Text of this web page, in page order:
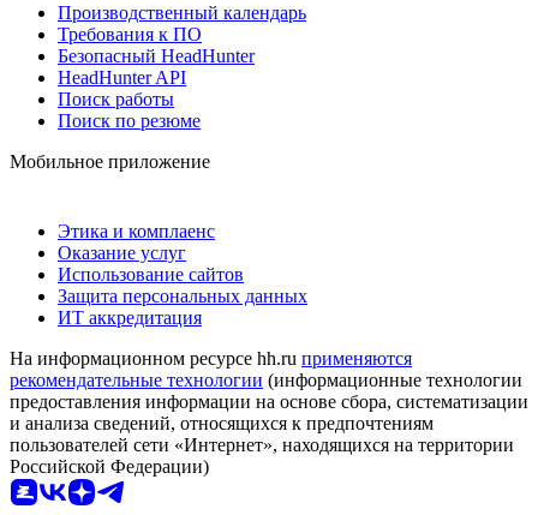
Производственный календарь
Требования к ПО
Безопасный HeadHunter
HeadHunter API
Поиск работы
Поиск по резюме
Мобильное приложение
Этика и комплаенс
Оказание услуг
Использование сайтов
Защита персональных данных
ИТ аккредитация
На информационном ресурсе hh.ru применяются
рекомендательные технологии (информационные технологии
предоставления информации на основе сбора, систематизации
и анализа сведений, относящихся к предпочтениям
пользователей сети «Интернет», находящихся на территории
Российской Федерации)